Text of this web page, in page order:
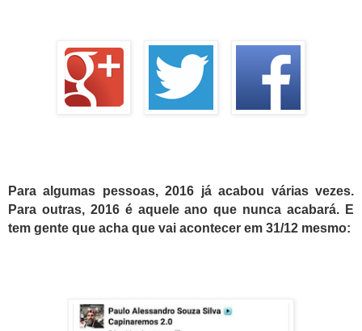
Para algumas pessoas, 2016 já acabou várias vezes.
Para outras, 2016 é aquele ano que nunca acabará. E
tem gente que acha que vai acontecer em 31/12 mesmo: